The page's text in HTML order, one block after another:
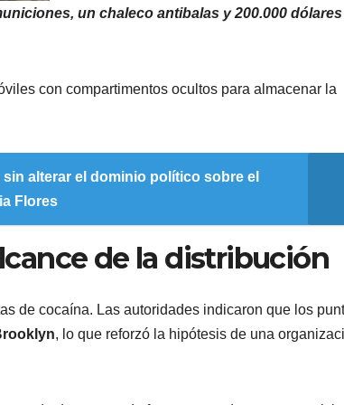
un chaleco antibalas y 200.000 dólares
con compartimentos ocultos para almacenar la
alterar el dominio político sobre el
Flores
de la distribución
de cocaína. Las autoridades indicaron que los
, lo que reforzó la hipótesis de una